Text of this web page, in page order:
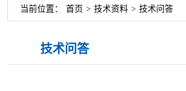
当前位置： 首页 > 技术资料 > 技术问答
技术问答